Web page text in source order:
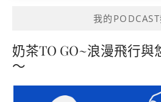
我的
奶茶TO GO~浪漫飛行與
～